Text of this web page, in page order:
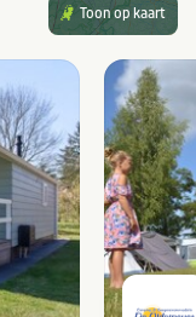
Toon op kaart